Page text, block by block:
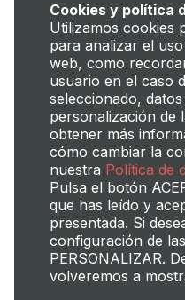
Cookies y política
Utilizamos cookies
para analizar el
web, como
usuario en el caso
seleccionado,
personalización de
obtener más
cómo cambiar la
nuestra Política de
Pulsa el botón
que has leído y
presentada. Si
configuración de
PERSONALIZAR.
volveremos a